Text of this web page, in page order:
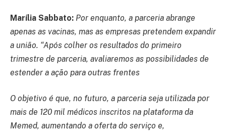
Marília Sabbato: Por enquanto, a parceria abrange
apenas as vacinas, mas as empresas pretendem expandir
a união. “Após colher os resultados do primeiro
trimestre de parceria, avaliaremos as possibilidades de
estender a ação para outras frentes
O objetivo é que, no futuro, a parceria seja utilizada por
mais de 120 mil médicos inscritos na plataforma da
Memed, aumentando a oferta do serviço e,